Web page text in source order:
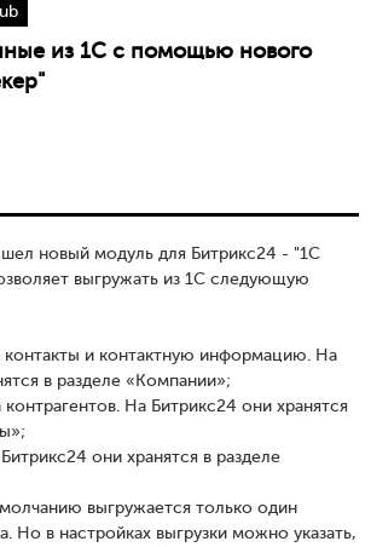
из 1С с помощью нового
новый модуль для Битрикс24 - "1С
выгружать из 1С следующую
контакты и контактную информацию. На
в разделе «Компании»;
На Битрикс24 они хранятся
они хранятся в разделе
выгружается только один
Но в настройках выгрузки можно указать,